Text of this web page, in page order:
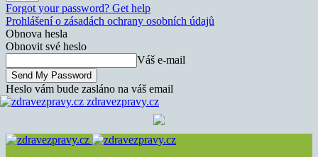
Forgot your password? Get help
Prohlášení o zásadách ochrany osobních údajů
Obnova hesla
Obnovit své heslo
Váš e-mail
Heslo vám bude zasláno na váš email
zdravezpravy.cz